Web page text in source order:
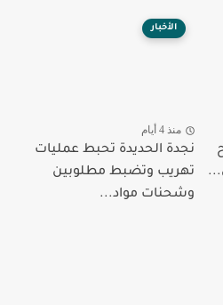
الأخبار
منذ 4 أيام
نجدة الحديدة تحبط عمليات
تهريب وتضبط مطلوبين
وشحنات مواد...